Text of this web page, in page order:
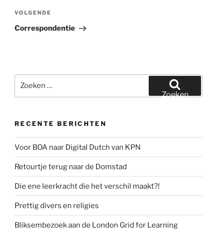
Volgend
bericht
VOLGENDE
Correspondentie
naar:
Zoeken
RECENTE BERICHTEN
Voor BOA naar Digital Dutch van KPN
Retourtje terug naar de Domstad
Die ene leerkracht die het verschil maakt?!
Prettig divers en religies
Bliksembezoek aan de London Grid for Learning